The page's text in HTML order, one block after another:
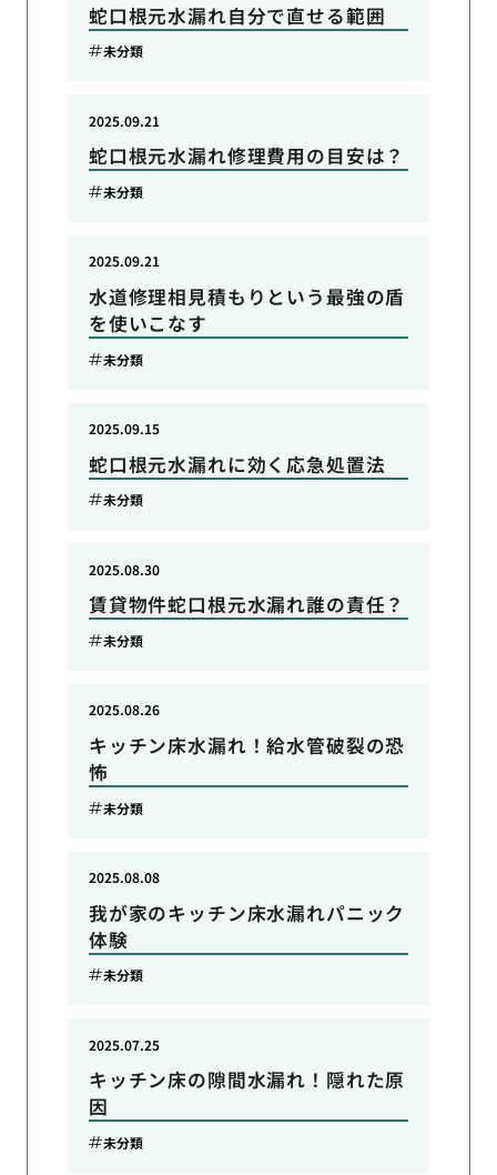
蛇口根元水漏れ自分で直せる範囲
未分類
蛇口根元水漏れ修理費用の目安は？
2025.09.21
未分類
水道修理相見積もりという最強の盾
を使いこなす
2025.09.21
未分類
蛇口根元水漏れに効く応急処置法
2025.09.15
未分類
賃貸物件蛇口根元水漏れ誰の責任？
2025.08.30
未分類
キッチン床水漏れ！給水管破裂の恐
怖
2025.08.26
未分類
我が家のキッチン床水漏れパニック
体験
2025.08.08
未分類
キッチン床の隙間水漏れ！隠れた原
因
2025.07.25
未分類